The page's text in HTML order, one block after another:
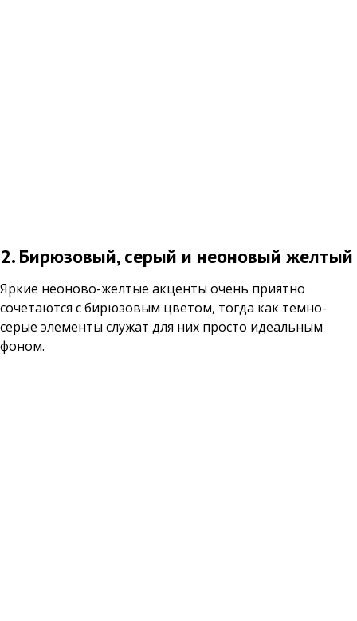
2. Бирюзовый, серый и неоновый желтый
Яркие неоново-желтые акценты очень приятно
сочетаются с бирюзовым цветом, тогда как темно-
серые элементы служат для них просто идеальным
фоном.